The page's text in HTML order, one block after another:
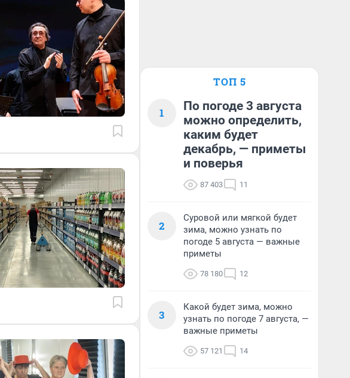
ТОП 5
1
По погоде 3 августа
можно определить,
каким будет
декабрь, — приметы
и поверья
87 403 11
2
Суровой или мягкой будет
зима, можно узнать по
погоде 5 августа — важные
приметы
78 180 12
3
Какой будет зима, можно
узнать по погоде 7 августа, —
важные приметы
57 121 14